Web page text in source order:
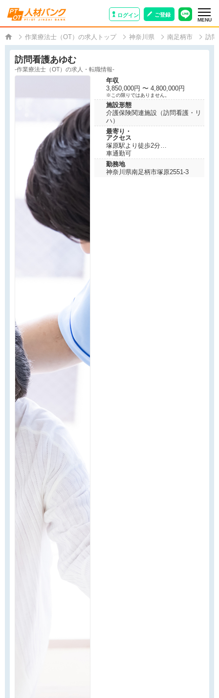
ログイン ご登録
MENU
作業療法士（OT）の求人トップ 神奈川県 南足柄市 訪
訪問看護あゆむ
-作業療法士（OT）の求人・転職情報-
年収
3,850,000円 〜 4,800,000円
※この限りではありません。
施設形態
介護保険関連施設（訪問看護・リ
ハ）
最寄り・
アクセス
塚原駅より徒歩2分
車通勤可
勤務地
神奈川県南足柄市塚原2551-3